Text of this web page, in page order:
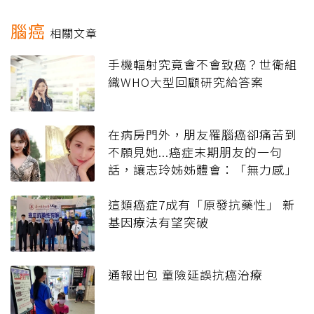
腦癌 相關文章
手機輻射究竟會不會致癌？世衛組
織WHO大型回顧研究給答案
在病房門外，朋友罹腦癌卻痛苦到
不願見她...癌症末期朋友的一句
話，讓志玲姊姊體會：「無力感」
這類癌症7成有「原發抗藥性」 新
基因療法有望突破
通報出包 童險延誤抗癌治療